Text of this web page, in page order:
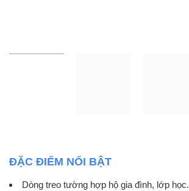
ĐẶC ĐIỂM NỔI BẬT
Dòng treo tường hợp hộ gia đình, lớp học.